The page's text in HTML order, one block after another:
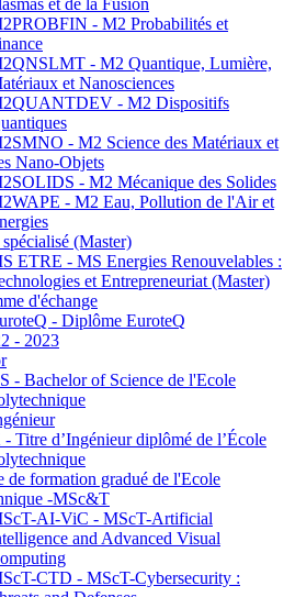
et de la Fusion
- M2 Probabilités et
- M2 Quantique, Lumière,
et Nanosciences
- M2 Dispositifs
- M2 Science des Matériaux et
Nano-Objets
- M2 Mécanique des Solides
- M2 Eau, Pollution de l'Air et
(Master)
ETRE - MS Energies Renouvelables :
et Entrepreneuriat (Master)
d'échange
- Diplôme EuroteQ
- 2023
- Bachelor of Science de l'Ecole
- Titre d’Ingénieur diplômé de l’École
de formation gradué de l'Ecole
-MSc&T
AI-ViC - MScT-Artificial
and Advanced Visual
CTD - MScT-Cybersecurity :